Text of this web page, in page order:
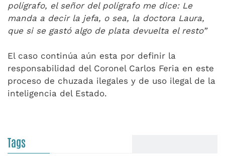
polígrafo, el señor del polígrafo me dice: Le
manda a decir la jefa, o sea, la doctora Laura,
que si se gastó algo de plata devuelta el resto”
El caso continúa aún esta por definir la
responsabilidad del Coronel Carlos Feria en este
proceso de chuzada ilegales y de uso ilegal de la
inteligencia del Estado.
Tags